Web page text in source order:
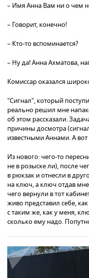
– Имя Анна Вам ни о чем
– Говорит, конечно!
– Кто-то вспоминается?
– Ну да! Анна Ахматова,
Комиссар оказался
"Сигнал", который
реально решил мне
об этом рассказали.
причины досмотра
известными Аннами. А
Из нового: чего-то
не в розыске ли), после
в рюкзак и отнесли в
на ключ, а ключ отдав
чего вернули в тот
живо представил себе,
с таким же, как у меня,
сколько ему надо.